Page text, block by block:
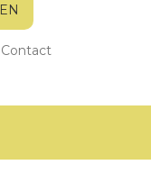
Contact
EN